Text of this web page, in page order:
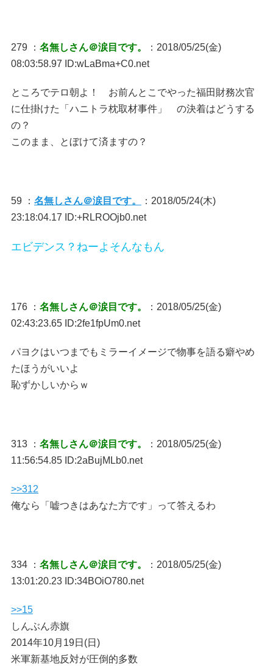
279 ： 名無しさん＠涙目です。
：2018/05/25(金)
08:03:58.97 ID:wLaBma+C0.net
ところでテロ朝よ！ お前んとこでやった福田財務次官
に仕掛けた「ハニトラ枕取材事件」 の決着はどうする
の？
このまま、とぼけて済ますの？
59 ： 名無しさん＠涙目です。
：2018/05/24(木)
23:18:04.17 ID:+RLROOjb0.net
エビデンス？ねーよそんなもん
176 ： 名無しさん＠涙目です。
：2018/05/25(金)
02:43:23.65 ID:2fe1fpUm0.net
パヨクはいつまでもミラーイメージで物事を語る癖やめ
たほうがいいよ
恥ずかしいからｗ
313 ： 名無しさん＠涙目です。
：2018/05/25(金)
11:56:54.85 ID:2aBujMLb0.net
>>312
俺なら「嘘つきはあなた方です」って答えるわ
334 ： 名無しさん＠涙目です。
：2018/05/25(金)
13:01:20.23 ID:34BOiO780.net
>>15
しんぶん赤旗
2014年10月19日(日)
米軍新基地反対が圧倒的多数